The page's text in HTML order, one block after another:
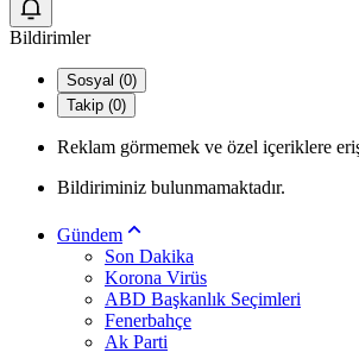
Bildirimler
Sosyal (0)
Takip (0)
Reklam görmemek ve özel içeriklere
Bildiriminiz bulunmamaktadır.
Gündem
Son Dakika
Korona Virüs
ABD Başkanlık Seçimleri
Fenerbahçe
Ak Parti